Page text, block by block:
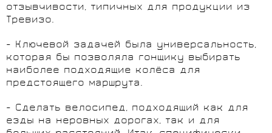
отзывчивости, типичных для продукции из
Тревизо.
- Ключевой задачей была универсальность,
которая бы позволяла гонщику выбирать
наиболее подходящие колёса для
предстоящего маршрута.
- Сделать велосипед, подходящий как для
езды на неровных дорогах, так и для